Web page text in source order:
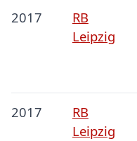
2017
RB
Leipzig
2017
RB
Leipzig